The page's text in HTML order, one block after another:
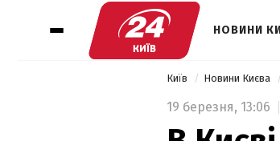
НОВИНИ
Київ Новини Києва
19 березня, 13:06